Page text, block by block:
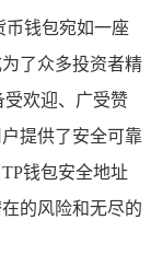
币钱包宛如一座
了众多投资者精
受欢迎、广受赞
提供了安全可靠
钱包安全地址
的风险和无尽的